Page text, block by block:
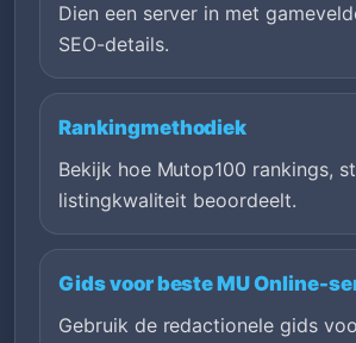
Dien een server in met
SEO-details.
Rankingmethodiek
Bekijk hoe Mutop100 rankings,
listingkwaliteit beoordeelt.
Gids voor beste MU Online-
Gebruik de redactionele gids